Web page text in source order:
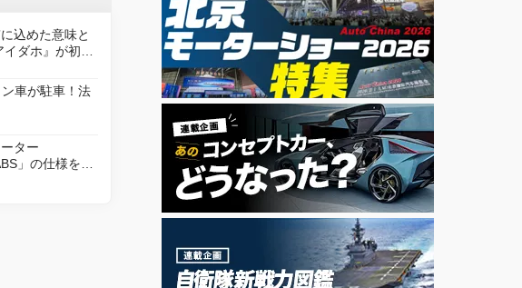
込めた意味と
ダホ』が初の
車が駐車！法
ター
」の仕様を変